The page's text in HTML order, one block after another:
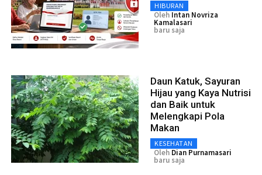
HIBURAN
Oleh Intan Novriza
Kamalasari
baru saja
Daun Katuk, Sayuran
Hijau yang Kaya Nutrisi
dan Baik untuk
Melengkapi Pola
Makan
KESEHATAN
Oleh Dian Purnamasari
baru saja